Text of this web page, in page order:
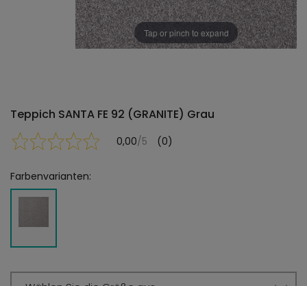
Tap or pinch to expand
Teppich SANTA FE 92 (GRANITE) Grau
0,00/5 (0)
Farbenvarianten: